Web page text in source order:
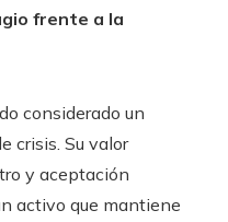
frente a la
considerado un
crisis. Su valor
y aceptación
activo que mantiene